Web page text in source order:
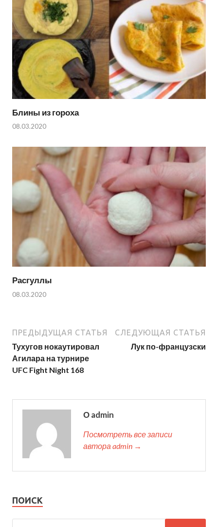
Блины из гороха
08.03.2020
Расгуллы
08.03.2020
ПРЕДЫДУЩАЯ СТАТЬЯ
Тухугов нокаутировал
Агилара на турнире
UFC Fight Night 168
СЛЕДУЮЩАЯ СТАТЬЯ
Лук по-французски
О admin
Посмотреть все записи
автора admin →
ПОИСК